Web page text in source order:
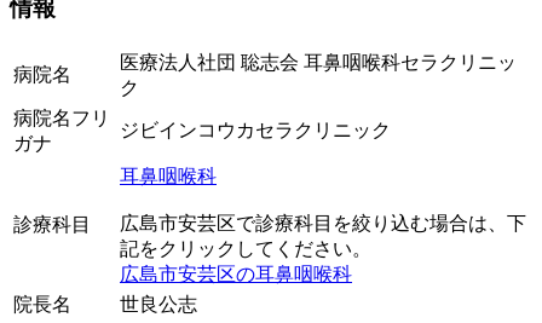
情報
病院名
医療法人社団 聡志会 耳鼻咽喉科セラクリニッ
ク
病院名フリ
ガナ
ジビインコウカセラクリニック
診療科目
耳鼻咽喉科
広島市安芸区で診療科目を絞り込む場合は、下
記をクリックしてください。
広島市安芸区の耳鼻咽喉科
院長名
世良公志